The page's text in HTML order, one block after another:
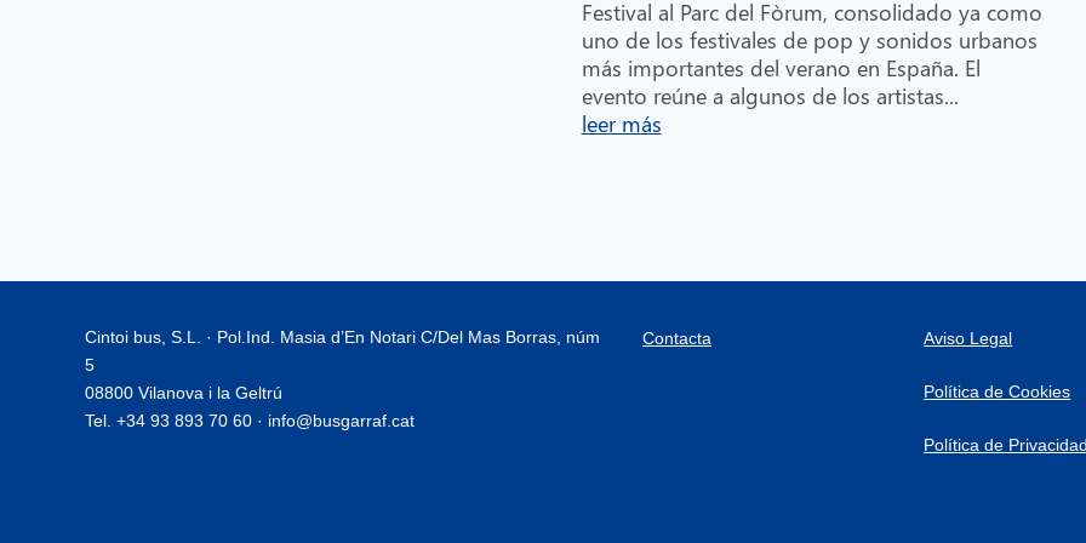
Festival al Parc del Fòrum, consolidado ya como
uno de los festivales de pop y sonidos urbanos
más importantes del verano en España. El
evento reúne a algunos de los artistas...
leer más
Cintoi bus, S.L. · Pol.Ind. Masia d’En Notari C/Del Mas Borras, núm
5
08800 Vilanova i la Geltrú
Tel. +34 93 893 70 60 · info@busgarraf.cat
Contacta Aviso Legal
Política de Cookies
Política de